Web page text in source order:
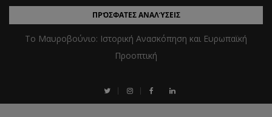
ΠΡΌΣΦΑΤΕΣ ΑΝΑΛΎΣΕΙΣ
Το Μαυροβούνιο: Ιστορική Ανασκόπηση και Ευρωπαϊκή
Προοπτική